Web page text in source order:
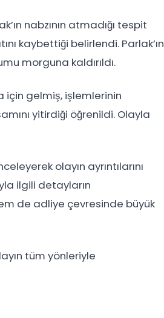
nabzının atmadığı tespit
kaybettiği belirlendi. Parlak’ın
morguna kaldırıldı.
için gelmiş, işlemlerinin
yitirdiği öğrenildi. Olayla
olayın ayrıntılarını
ilgili detayların
de adliye çevresinde büyük
tüm yönleriyle